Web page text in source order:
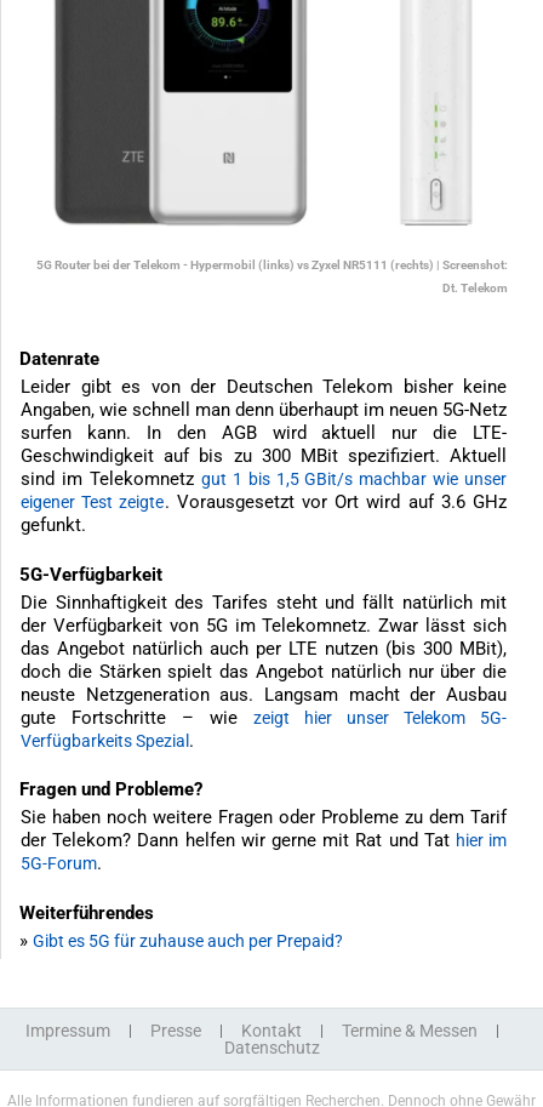
5G Router bei der Telekom - Hypermobil (links) vs Zyxel NR5111 (rechts) | Screenshot:
Dt. Telekom
Datenrate
Leider gibt es von der Deutschen Telekom bisher keine
Angaben, wie schnell man denn überhaupt im neuen 5G-Netz
surfen kann. In den AGB wird aktuell nur die LTE-
Geschwindigkeit auf bis zu 300 MBit spezifiziert. Aktuell
sind im Telekomnetz gut 1 bis 1,5 GBit/s machbar wie unser
eigener Test zeigte. Vorausgesetzt vor Ort wird auf 3.6 GHz
gefunkt.
5G-Verfügbarkeit
Die Sinnhaftigkeit des Tarifes steht und fällt natürlich mit
der Verfügbarkeit von 5G im Telekomnetz. Zwar lässt sich
das Angebot natürlich auch per LTE nutzen (bis 300 MBit),
doch die Stärken spielt das Angebot natürlich nur über die
neuste Netzgeneration aus. Langsam macht der Ausbau
gute Fortschritte – wiezeigt hier unser Telekom 5G-
Verfügbarkeits Spezial .
Fragen und Probleme?
Sie haben noch weitere Fragen oder Probleme zu dem Tarif
der Telekom? Dann helfen wir gerne mit Rat und Tat hier im
5G-Forum.
Weiterführendes
» Gibt es 5G für zuhause auch per Prepaid?
Impressum Presse Kontakt
Termine & Messen
Datenschutz
Alle Informationen fundieren auf sorgfältigen Recherchen. Dennoch ohne Gewähr